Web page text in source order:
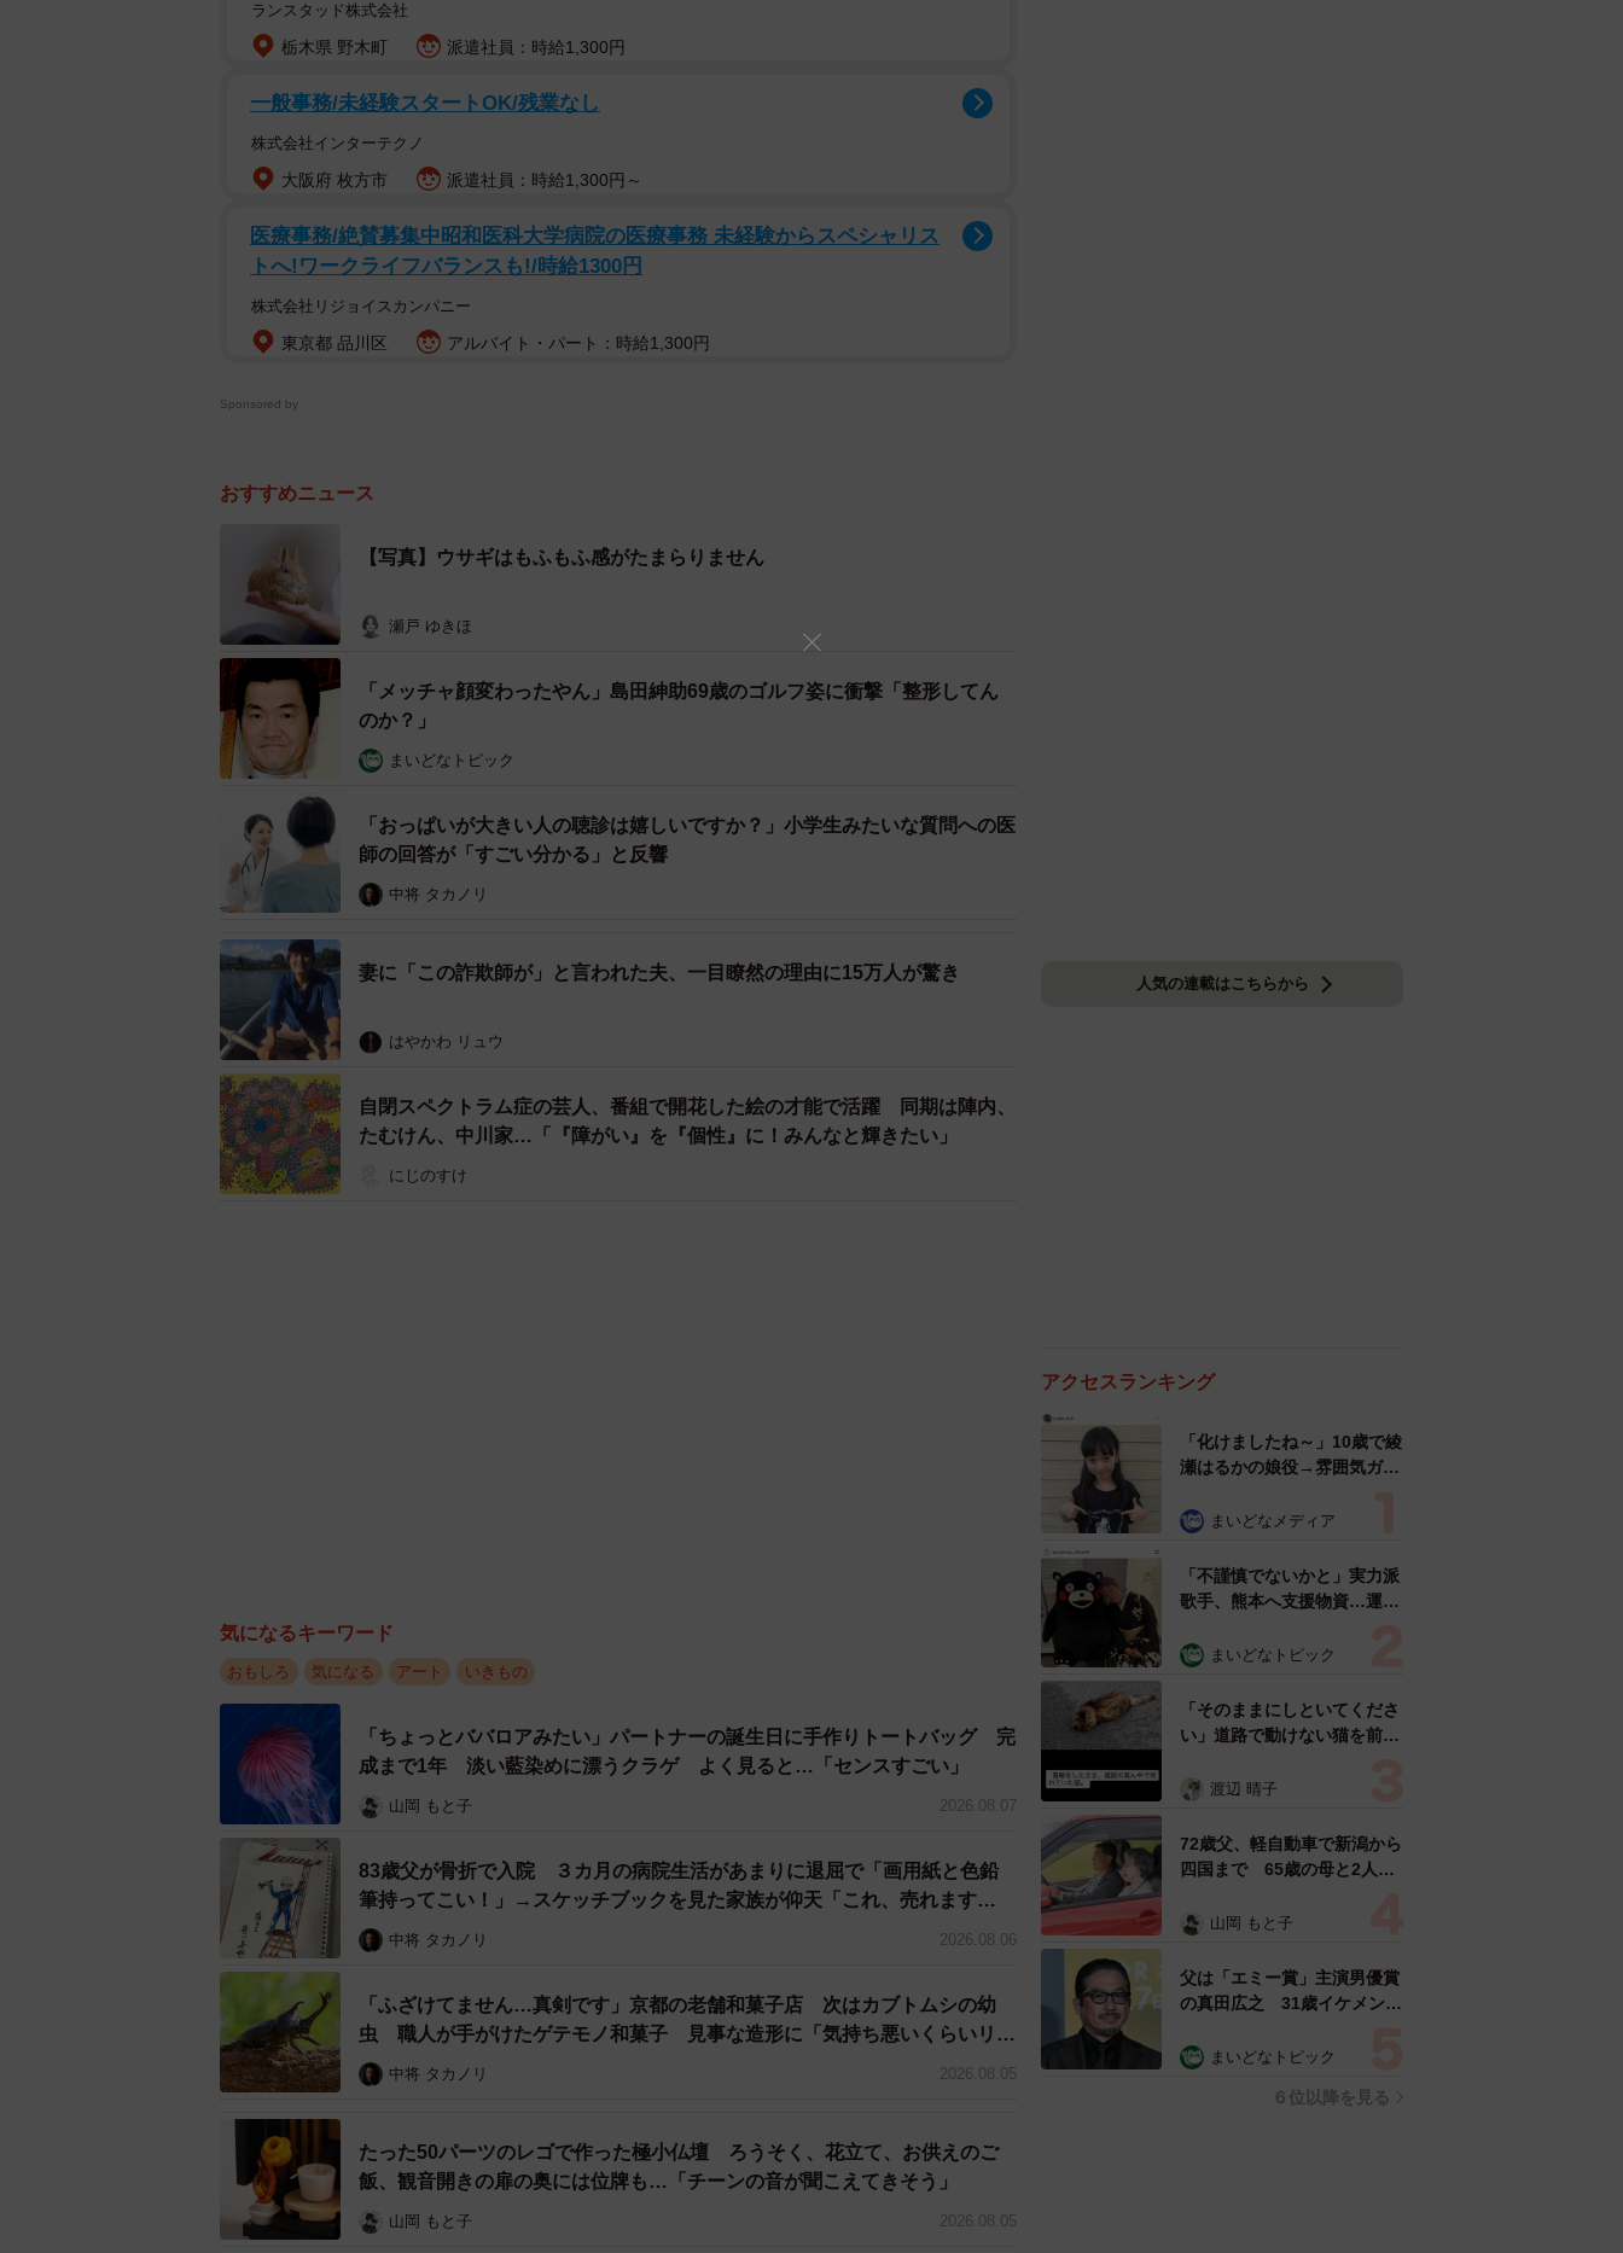
本物そっくりのダンボール製ウサギも登場。白と茶色の段ボールで制作されたそうだが、繊
細な毛の質感も再現され、もふもふさがたまらない仕上がりだ。制作者の
（@NBO26551241）に話を聞いた。
ランスタッド株式会社
栃木県 野木町 派遣社員：時給1,300円
一般事務/未経験スタートOK/残業なし
株式会社インターテクノ
大阪府 枚方市 派遣社員：時給1,300円～
医療事務/絶賛募集中昭和医科大学病院の医療事務 未経験からスペシャリス
トへ!ワークライフバランスも!/時給1300円
株式会社リジョイスカンパニー
東京都 品川区 アルバイト・パート：時給1,300円
Sponsored by
おすすめニュース
【写真】ウサギはもふもふ感がたまらりません
瀬戸 ゆきほ
「メッチャ顔変わったやん」島田紳助69歳のゴルフ姿に衝撃「整形してん
のか？」
まいどなトピック
「おっぱいが大きい人の聴診は嬉しいですか？」小学生みたいな質問への医
師の回答が「すごい分かる」と反響
中将 タカノリ
妻に「この詐欺師が」と言われた夫、一目瞭然の理由に15万人が驚き
はやかわ リュウ
自閉スペクトラム症の芸人、番組で開花した絵の才能で活躍 同期は陣内、
たむけん、中川家…「『障がい』を『個性』に！みんなと輝きたい」
にじのすけ
気になるキーワード
おもしろ 気になる アート いきもの
「ちょっとババロアみたい」パートナーの誕生日に手作りトートバッグ 完
成まで1年 淡い藍染めに漂うクラゲ よく見ると…「センスすごい」
山岡 もと子 2026.08.07
83歳父が骨折で入院 ３カ月の病院生活があまりに退屈で「画用紙と色鉛
筆持ってこい！」→スケッチブックを見た家族が仰天「これ、売れます
よ…」
中将 タカノリ 2026.08.06
「ふざけてません…真剣です」京都の老舗和菓子店 次はカブトムシの幼
虫 職人が手がけたゲテモノ和菓子 見事な造形に「気持ち悪いくらいリア
ル」
中将 タカノリ 2026.08.05
たった50パーツのレゴで作った極小仏壇 ろうそく、花立て、お供えのご
飯、観音開きの扉の奥には位牌も…「チーンの音が聞こえてきそう」
山岡 もと子 2026.08.05
人気の連載はこちらから
アクセスランキング
「化けましたね～」10歳で綾
瀬はるかの娘役→雰囲気ガラ
雰囲気が」「宝塚に入れそ
まいどなメディア
「不謹慎でないかと」実力派
歌手、熊本へ支援物資…運搬
めらい 「痛いほど伝わる」
まいどなトピック
「そのままにしといてくださ
い」道路で動けない猫を前に
ようとした4日間 「命の重
表の訴え
渡辺 晴子
72歳父、軽自動車で新潟から
四国まで 65歳の母と2人で
憩まで分刻み… 「大学生で
山岡 もと子
父は「エミー賞」主演男優賞
の真田広之 31歳イケメン俳
「ガチヒロさんそっくり」
まいどなトピック
６位以降を見る